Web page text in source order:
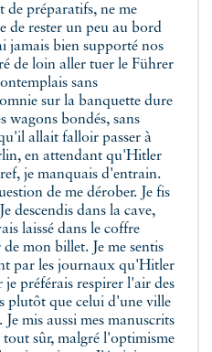
de préparatifs, ne me
de rester un peu au bord
jamais bien supporté nos
de loin aller tuer le Führer
sans
sur la banquette dure
wagons bondés, sans
allait falloir passer à
en attendant qu'Hitler
je manquais d'entrain.
de me dérober. Je fis
descendis dans la cave,
laissé dans le coffre
mon billet. Je me sentis
par les journaux qu'Hitler
je préférais respirer l'air des
plutôt que celui d'une ville
mis aussi mes manuscrits
sûr, malgré l'optimisme